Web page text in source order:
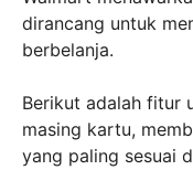
dirancang untuk
berbelanja.
Berikut adalah fitur
masing kartu,
yang paling sesuai